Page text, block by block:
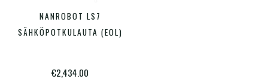
LUE LISÄÄ
NANROBOT LS7
SÄHKÖPOTKULAUTA (EOL)
€2,434.00